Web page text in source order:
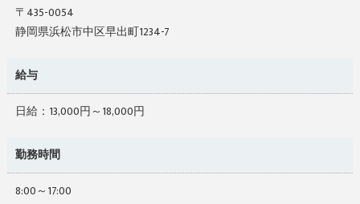
〒435-0054
静岡県浜松市中区早出町1234-7
給与
日給：13,000円～18,000円
勤務時間
8:00～17:00